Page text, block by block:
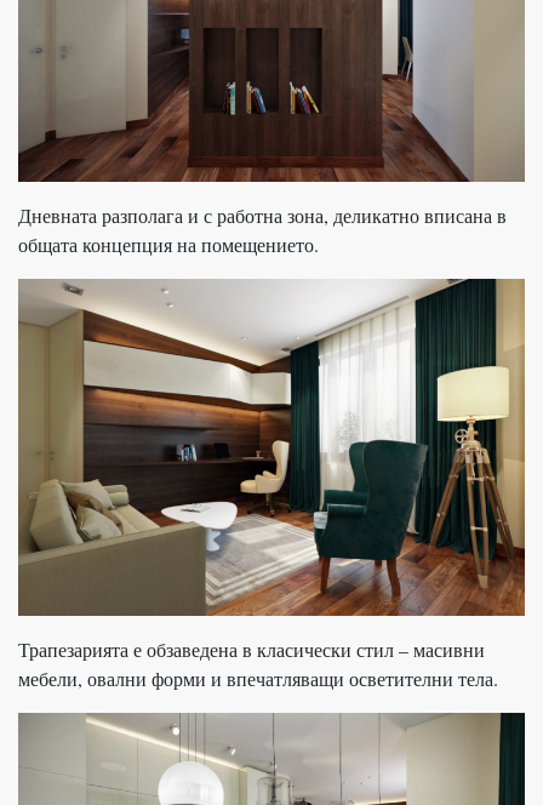
Дневната разполага и с работна зона, деликатно вписана в
общата концепция на помещението.
Трапезарията е обзаведена в класически стил – масивни
мебели, овални форми и впечатляващи осветителни тела.